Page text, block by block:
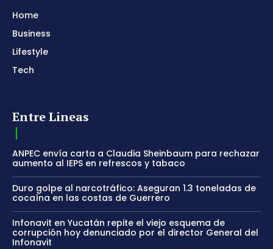
Home
Business
Lifestyle
Tech
Entre Lineas
ANPEC envía carta a Claudia Sheinbaum para rechazar
aumento al IEPS en refrescos y tabaco
Duro golpe al narcotráfico: Aseguran 1.3 toneladas de
cocaína en las costas de Guerrero
Infonavit en Yucatán repite el viejo esquema de
corrupción hoy denunciado por el director General del
Infonavit